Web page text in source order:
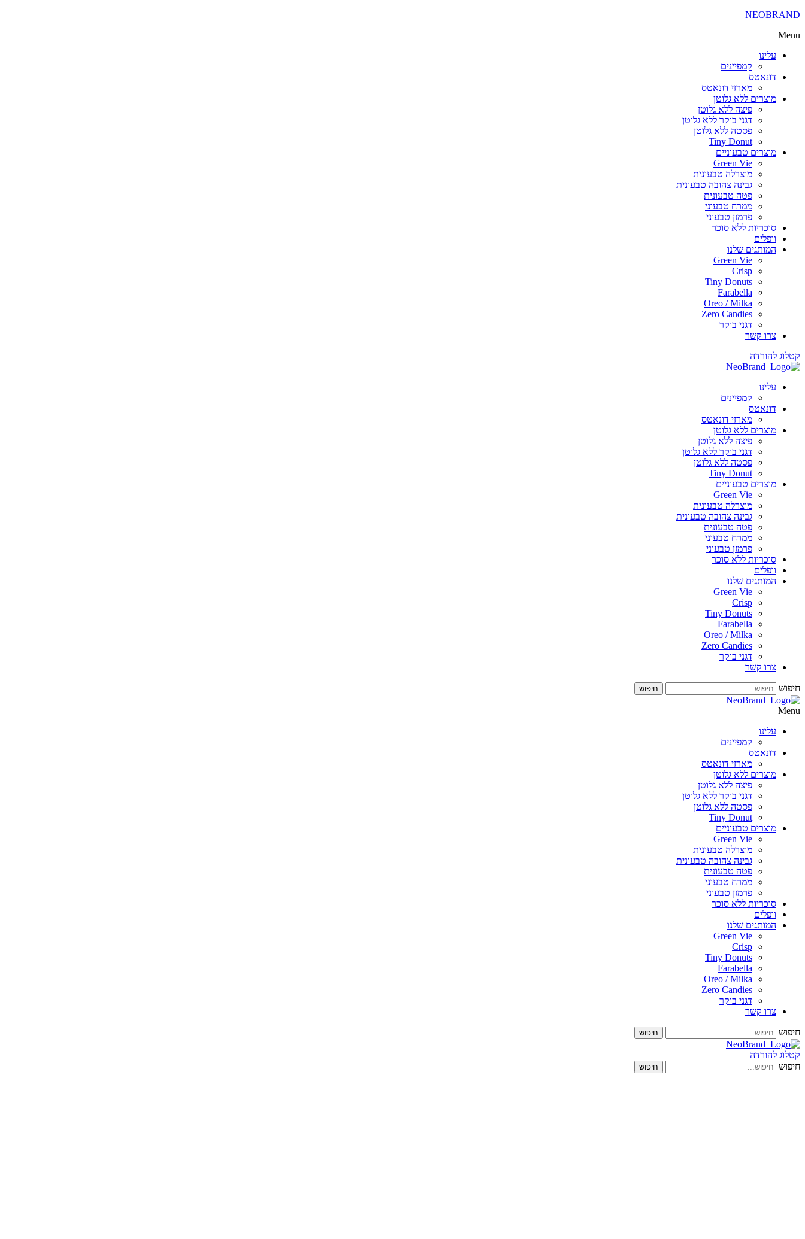
NEOBRAND
Menu
עלינו
קמפיינים
דונאטס
מארזי דונאטס
מוצרים ללא גלוטן
פיצה ללא גלוטן
דגני בוקר ללא גלוטן
פסטה ללא גלוטן
Tiny Donut
מוצרים טבעוניים
Green Vie
מוצרלה טבעונית
גבינה צהובה טבעונית
פטה טבעונית
ממרח טבעוני
פרמזן טבעוני
סוכריות ללא סוכר
וופלים
המותגים שלנו
Green Vie
Crisp
Tiny Donuts
Farabella
Oreo / Milka
Zero Candies
דגני בוקר
צרו קשר
קטלוג להורדה
עלינו
קמפיינים
דונאטס
מארזי דונאטס
מוצרים ללא גלוטן
פיצה ללא גלוטן
דגני בוקר ללא גלוטן
פסטה ללא גלוטן
Tiny Donut
מוצרים טבעוניים
Green Vie
מוצרלה טבעונית
גבינה צהובה טבעונית
פטה טבעונית
ממרח טבעוני
פרמזן טבעוני
סוכריות ללא סוכר
וופלים
המותגים שלנו
Green Vie
Crisp
Tiny Donuts
Farabella
Oreo / Milka
Zero Candies
דגני בוקר
צרו קשר
חיפוש חיפוש
Menu
עלינו
קמפיינים
דונאטס
מארזי דונאטס
מוצרים ללא גלוטן
פיצה ללא גלוטן
דגני בוקר ללא גלוטן
פסטה ללא גלוטן
Tiny Donut
מוצרים טבעוניים
Green Vie
מוצרלה טבעונית
גבינה צהובה טבעונית
פטה טבעונית
ממרח טבעוני
פרמזן טבעוני
סוכריות ללא סוכר
וופלים
המותגים שלנו
Green Vie
Crisp
Tiny Donuts
Farabella
Oreo / Milka
Zero Candies
דגני בוקר
צרו קשר
חיפוש חיפוש
קטלוג להורדה
חיפוש
חיפוש